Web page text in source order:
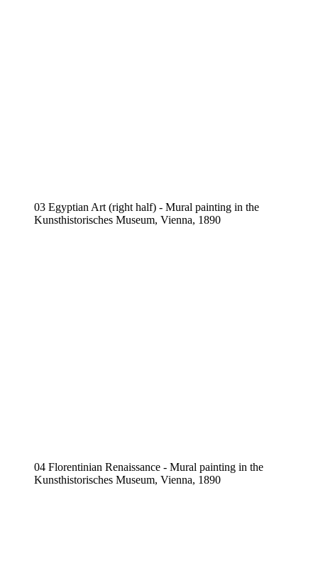
03 Egyptian Art (right half) - Mural painting in the
Kunsthistorisches Museum, Vienna, 1890
04 Florentinian Renaissance - Mural painting in the
Kunsthistorisches Museum, Vienna, 1890